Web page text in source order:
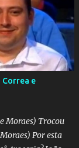
Correa e
Moraes) Trocou
Por esta